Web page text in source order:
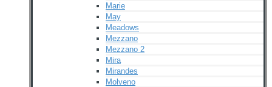
Marie
May
Meadows
Mezzano
Mezzano 2
Mira
Mirandes
Molveno